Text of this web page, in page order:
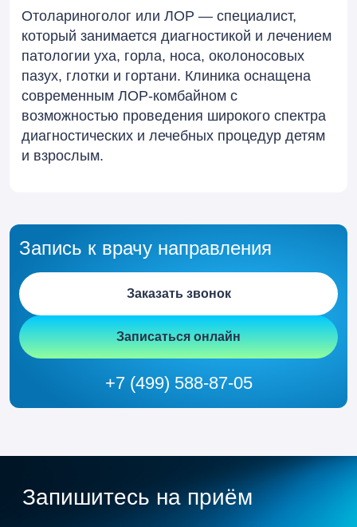
Отолариноголог или ЛОР — специалист,
который занимается диагностикой и лечением
патологии уха, горла, носа, околоносовых
пазух, глотки и гортани. Клиника оснащена
современным ЛОР-комбайном с
возможностью проведения широкого спектра
диагностических и лечебных процедур детям
и взрослым.
Запись к врачу направления
Заказать звонок
Записаться онлайн
+7 (499) 588-87-05
Запишитесь на приём